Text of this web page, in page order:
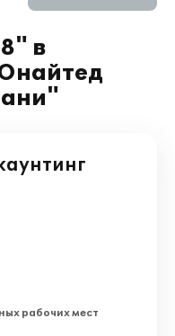
в
рабочих мест